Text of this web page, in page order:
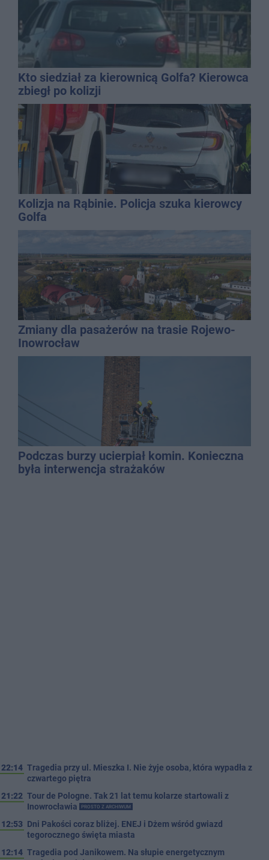
Kto siedział za kierownicą Golfa? Kierowca
zbiegł po kolizji
Kolizja na Rąbinie. Policja szuka kierowcy
Golfa
Zmiany dla pasażerów na trasie Rojewo-
Inowrocław
Podczas burzy ucierpiał komin. Konieczna
była interwencja strażaków
22:14 Tragedia przy ul. Mieszka I. Nie żyje osoba, która wypadła z
czwartego piętra
21:22 Tour de Pologne. Tak 21 lat temu kolarze startowali z
Inowrocławia
PROSTO Z ARCHIWUM
12:53 Dni Pakości coraz bliżej. ENEJ i Dżem wśród gwiazd
tegorocznego święta miasta
12:14 Tragedia pod Janikowem. Na słupie energetycznym